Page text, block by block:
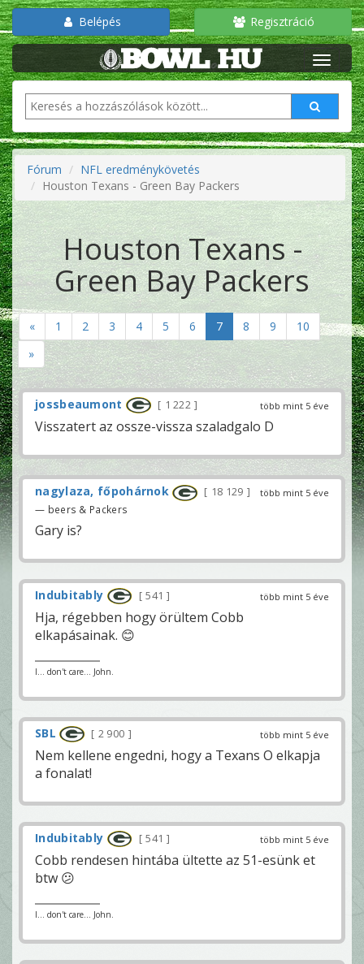
Belépés Regisztráció
Fórum
NFL eredménykövetés
Houston Texans - Green Bay Packers
Houston Texans -
Green Bay Packers
« 1 2 3 4 5 6 7 8 9
10
»
több mint 5 éve
jossbeaumont 1 222
Visszatert az ossze-vissza szaladgalo D
több mint 5 éve
nagylaza, főpohárnok 18 129
— beers & Packers
Gary is?
több mint 5 éve
Indubitably 541
Hja, régebben hogy örültem Cobb
elkapásainak. 😊
I... don't care... John.
több mint 5 éve
SBL 2 900
Nem kellene engedni, hogy a Texans O elkapja
a fonalat!
több mint 5 éve
Indubitably 541
Cobb rendesen hintába ültette az 51-esünk et
btw 😕
I... don't care... John.